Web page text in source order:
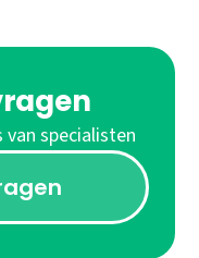
specialisten